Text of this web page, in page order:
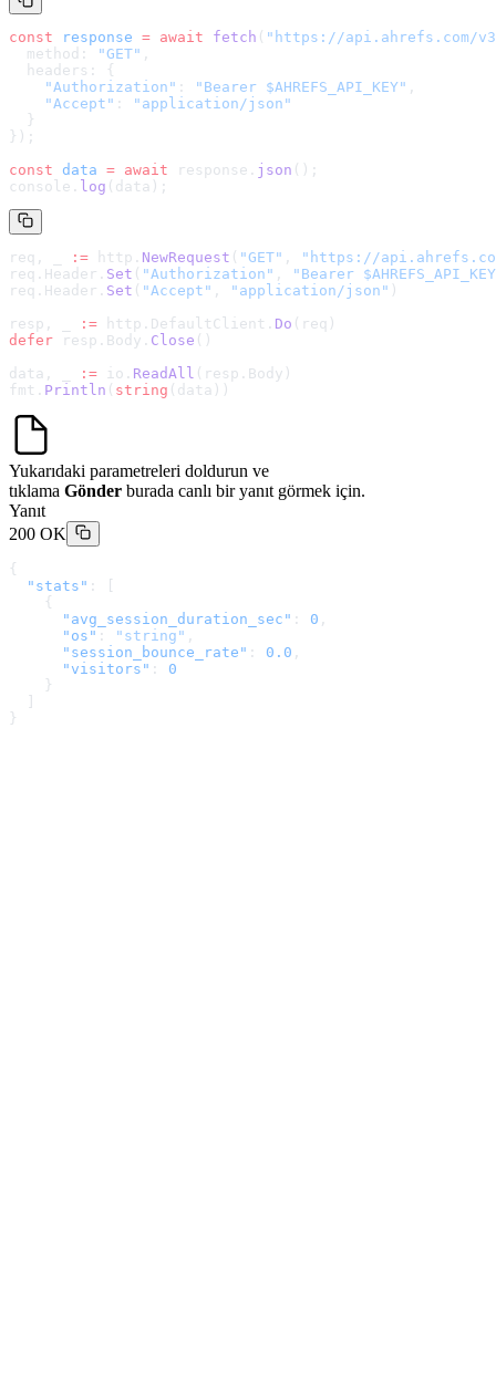
const response = await fetch ( " https://api.ahrefs.com/
  method:
"GET" ,
  headers: {
    "Authorization"
: "Bearer $AHREFS_API_KEY" ,
    "Accept"
:
"application/json"
  }
});
const data = await response. json ();
console. log (data);
req, _ := http. NewRequest ( "GET" , " https://
req.Header. Set ( "Authorization" ,
"Bearer
req.Header. Set ( "Accept" , "application/json" )
resp, _
:= http.DefaultClient. Do (req)
defer resp.Body. Close ()
data, _
:= io. ReadAll (resp.Body)
fmt. Println ( string (data))
Yukarıdaki parametreleri doldurun ve
tıklama Gönder burada canlı bir yanıt görmek için.
Yanıt
200 OK
{
  "stats"
: [
    {
      "avg_session_duration_sec"
: 0 ,
      "os"
: "string" ,
      "session_bounce_rate"
: 0.0 ,
      "visitors"
: 0
    }
}